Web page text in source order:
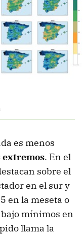
es menos
extremos. En el
sobre el
en el sur y
en la meseta o
bajo mínimos en
llama la